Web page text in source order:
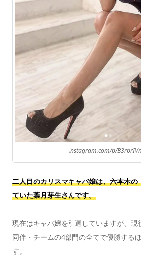
instagram.com/p/
二人目のカリスマキャバ嬢は、六本木の
ていた葉月芽生さんです。
現在はキャバ嬢を引退していますが、現
同伴・チームの4部門の全てで優勝する
す。